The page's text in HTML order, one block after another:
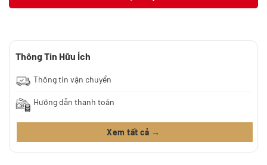
Thông Tin Hữu Ích
Thông tin vận chuyển
Hướng dẫn thanh toán
Xem tất cả →